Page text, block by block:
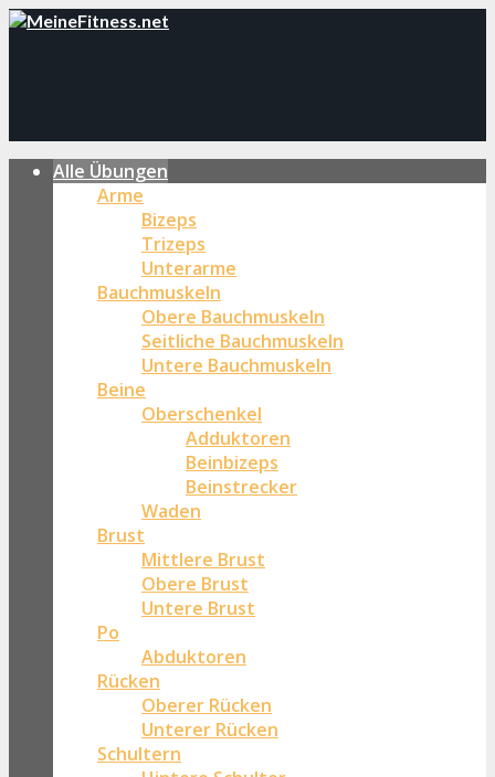
Alle Übungen
Arme
Bizeps
Trizeps
Unterarme
Bauchmuskeln
Obere Bauchmuskeln
Seitliche Bauchmuskeln
Untere Bauchmuskeln
Beine
Oberschenkel
Adduktoren
Beinbizeps
Beinstrecker
Waden
Brust
Mittlere Brust
Obere Brust
Untere Brust
Po
Abduktoren
Rücken
Oberer Rücken
Unterer Rücken
Schultern